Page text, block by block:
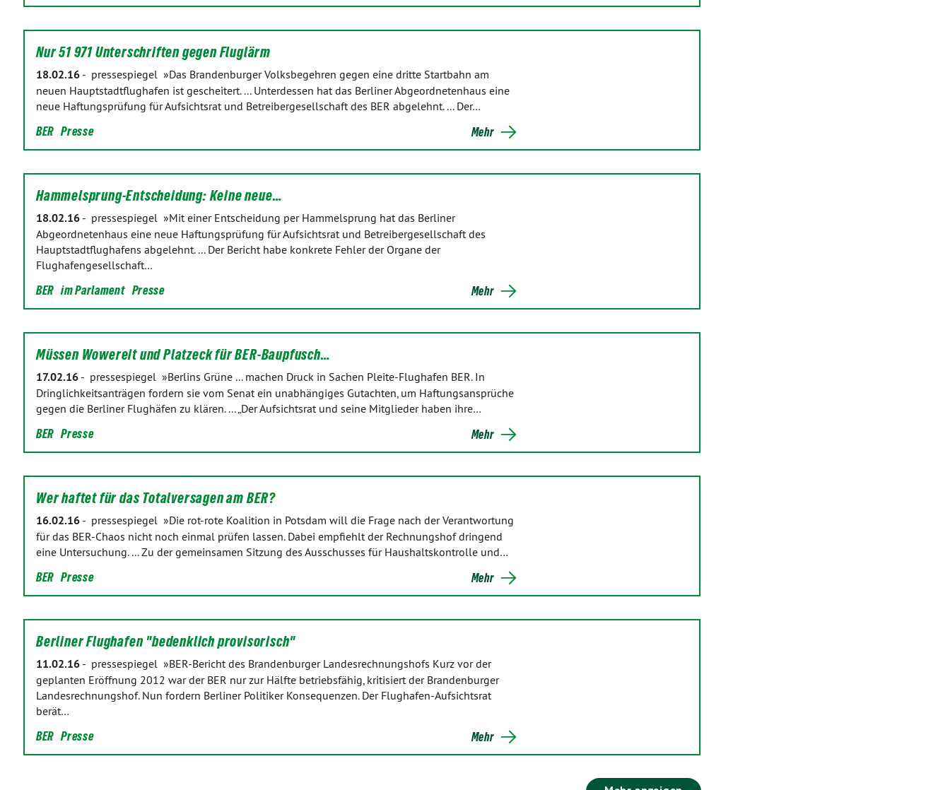
Nur 51 971 Unterschriften gegen Fluglärm
18.02.16 - pressespiegel »Das Brandenburger Volksbegehren gegen eine dritte Startbahn am
neuen Hauptstadtflughafen ist gescheitert. ... Unterdessen hat das Berliner Abgeordnetenhaus eine
neue Haftungsprüfung für Aufsichtsrat und Betreibergesellschaft des BER abgelehnt. ... Der…
BER Presse Mehr
Hammelsprung-Entscheidung: Keine neue…
18.02.16 - pressespiegel »Mit einer Entscheidung per Hammelsprung hat das Berliner
Abgeordnetenhaus eine neue Haftungsprüfung für Aufsichtsrat und Betreibergesellschaft des
Hauptstadtflughafens abgelehnt. ... Der Bericht habe konkrete Fehler der Organe der
Flughafengesellschaft…
BER im Parlament Presse Mehr
Müssen Wowereit und Platzeck für BER-Baupfusch…
17.02.16 - pressespiegel »Berlins Grüne ... machen Druck in Sachen Pleite-Flughafen BER. In
Dringlichkeitsanträgen fordern sie vom Senat ein unabhängiges Gutachten, um Haftungsansprüche
gegen die Berliner Flughäfen zu klären. ... „Der Aufsichtsrat und seine Mitglieder haben ihre…
BER Presse Mehr
Wer haftet für das Totalversagen am BER?
16.02.16 - pressespiegel »Die rot-rote Koalition in Potsdam will die Frage nach der Verantwortung
für das BER-Chaos nicht noch einmal prüfen lassen. Dabei empfiehlt der Rechnungshof dringend
eine Untersuchung. ... Zu der gemeinsamen Sitzung des Ausschusses für Haushaltskontrolle und…
BER Presse Mehr
Berliner Flughafen "bedenklich provisorisch"
11.02.16 - pressespiegel »BER-Bericht des Brandenburger Landesrechnungshofs Kurz vor der
geplanten Eröffnung 2012 war der BER nur zur Hälfte betriebsfähig, kritisiert der Brandenburger
Landesrechnungshof. Nun fordern Berliner Politiker Konsequenzen. Der Flughafen-Aufsichtsrat
berät…
BER Presse Mehr